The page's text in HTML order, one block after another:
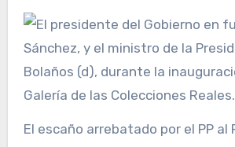
El escaño arrebatado por el PP al